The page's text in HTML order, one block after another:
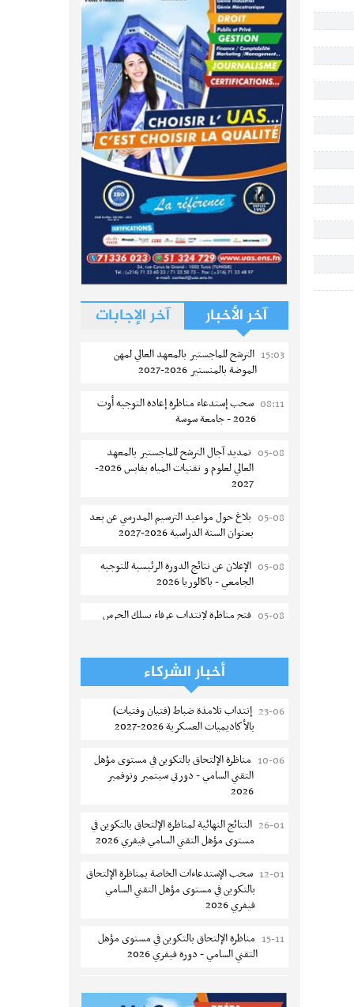
آخر الأخبار آخر الإجابات
15:03 الترشح للماجستير بالمعهد العالي لمهن
الموضة بالمنستير 2026-2027
08:11 سحب إستدعاء مناظرة إعادة التوجيه أوت
2026 - جامعة سوسة
05-08 تمديد آجال الترشح للماجستير بالمعهد
العالي لعلوم و تقنيات المياه بقابس 2026-
2027
05-08 بلاغ حول مواعيد الترسيم المدرسي عن بعد
بعنوان السنة الدراسية 2026-2027
05-08 الإعلان عن نتائج الدورة الرئيسية للتوجيه
الجامعي - باكالوريا 2026
05-08 فتح مناظرة لإنتداب عرفاء بسلك الحرس
تسجيل طلبة كلية الآداب والفنون
والإنسانيات بمنوبة 2026-2027
05-08 المعهد العالي للرياضة و التربية البدنية
بقصر السعيد : ترسيم السنوات الثانية
تمديد آجال الترشح للماجستير بكلية العلوم
بقابس 2026-2027
05-08 كلية العلوم الإقتصادية والتصرف بسوسة :
الترشح لماجستير مهني جديد
05-08 الترشح للماجستير بالمعهد العالي للرياضة
والتربية البدنية بصفاقس 2026-2027
التعليم الثانوي والفني والتقني
جوقار الفحص :فتح باب الترشح لقبول
أخبار الشركاء
23-06 إنتداب تلامذة ضباط (فتيان وفتيات)
بالأكاديميات العسكرية 2026-2027
10-06 مناظرة الإلتحاق بالتكوين في مستوى مؤهل
التقني السامي - دورتي سبتمبر ونوفمبر
2026
26-01 النتائج النهائية لمناظرة الإلتحاق بالتكوين في
مستوى مؤهل التقني السامي فيفري 2026
12-01 سحب الإستدعاءات الخاصة بمناظرة الإلتحاق
بالتكوين في مستوى مؤهل التقني السامي
فيفري 2026
15-11 مناظرة الإلتحاق بالتكوين في مستوى مؤهل
التقني السامي - دورة فيفري 2026
12-09